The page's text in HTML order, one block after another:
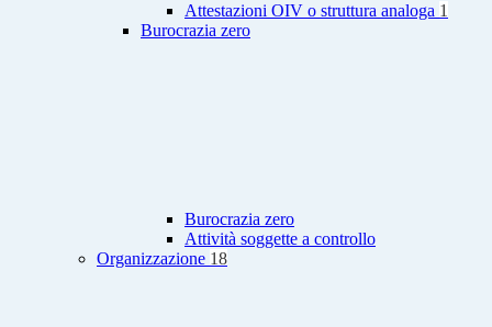
Attestazioni OIV o struttura analoga 1
Burocrazia zero
Burocrazia zero
Attività soggette a controllo
Organizzazione 18